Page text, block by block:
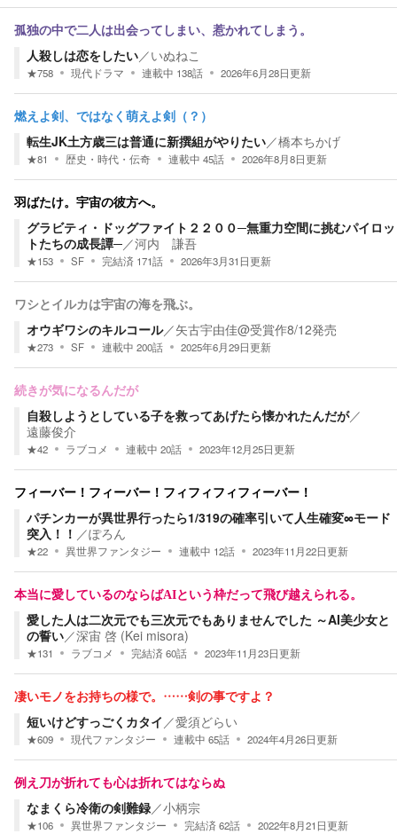
孤独の中で二人は出会ってしまい、惹かれてしまう。
人殺しは恋をしたい／いぬねこ
★758 現代ドラマ 連載中 138話 2026年6月28日更新
燃えよ剣、ではなく萌えよ剣（？）
転生JK土方歳三は普通に新撰組がやりたい／橋本ちかげ
★81 歴史・時代・伝奇 連載中 45話 2026年8月8日更新
羽ばたけ。宇宙の彼方へ。
グラビティ・ドッグファイト２２００─無重力空間に挑むパイロッ
トたちの成長譚─／河内 謙吾
★153 SF 完結済 171話 2026年3月31日更新
ワシとイルカは宇宙の海を飛ぶ。
オウギワシのキルコール／矢古宇由佳@受賞作8/12発売
★273 SF 連載中 200話 2025年6月29日更新
続きが気になるんだが
自殺しようとしている子を救ってあげたら懐かれたんだが／
遠藤俊介
★42 ラブコメ 連載中 20話 2023年12月25日更新
フィーバー！フィーバー！フィフィフィフィーバー！
パチンカーが異世界行ったら1/319の確率引いて人生確変∞モード
突入！！ ／ぽろん
★22 異世界ファンタジー 連載中 12話 2023年11月22日更新
本当に愛しているのならばAIという枠だって飛び越えられる。
愛した人は二次元でも三次元でもありませんでした ～AI美少女と
の誓い／深宙 啓 (Kei misora)
★131 ラブコメ 完結済60話 2023年11月23日更新
凄いモノをお持ちの様で。……剣の事ですよ？
短いけどすっごくカタイ ／愛須どらい
★609 現代ファンタジー 連載中 65話 2024年4月26日更新
例え刀が折れても心は折れてはならぬ
なまくら冷衛の剣難録／小柄宗
★106 異世界ファンタジー 完結済62話 2022年8月21日更新